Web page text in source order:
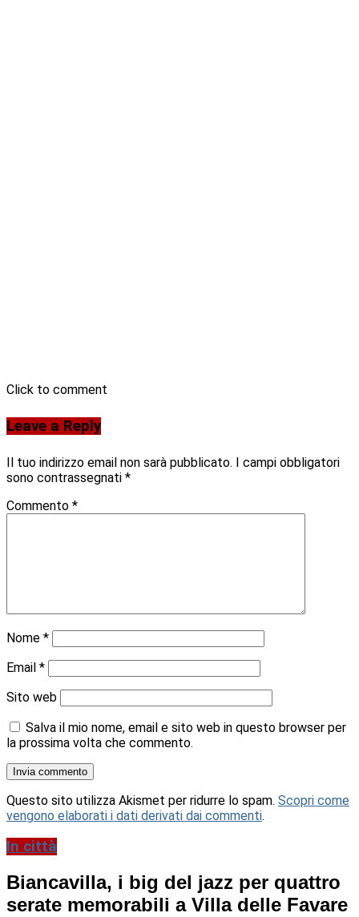
Click to comment
Leave a Reply
Il tuo indirizzo email non sarà pubblicato. I campi obbligatori
sono contrassegnati *
Commento *
Nome *
Email *
Sito web
Salva il mio nome, email e sito web in questo browser per
la prossima volta che commento.
Questo sito utilizza Akismet per ridurre lo spam. Scopri come
vengono elaborati i dati derivati dai commenti.
In città
Biancavilla, i big del jazz per quattro
serate memorabili a Villa delle Favare